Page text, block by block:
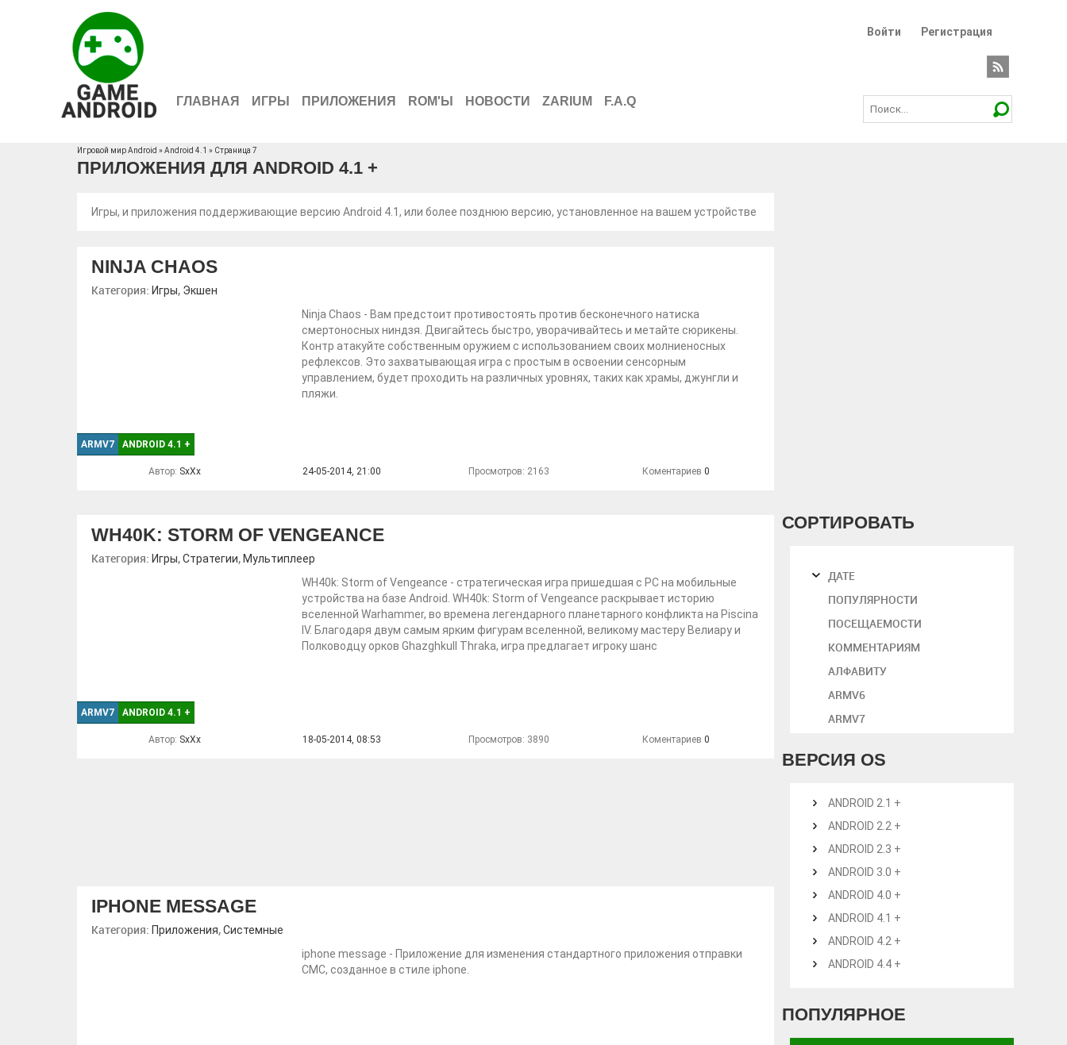
Войти Регистрация
ГЛАВНАЯ ИГРЫ ПРИЛОЖЕНИЯ ROM'Ы НОВОСТИ ZARIUM F.A.Q
Игровой мир Android » Android 4.1 » Страница 7
ПРИЛОЖЕНИЯ ДЛЯ ANDROID 4.1 +
Игры, и приложения поддерживающие версию Android 4.1, или более позднюю версию, установленное на вашем устройстве
NINJA CHAOS
Категория: Игры, Экшен
Ninja Chaos - Вам предстоит противостоять против бесконечного натиска
смертоносных ниндзя. Двигайтесь быстро, уворачивайтесь и метайте сюрикены.
Контр атакуйте собственным оружием с использованием своих молниеносных
рефлексов. Это захватывающая игра с простым в освоении сенсорным
управлением, будет проходить на различных уровнях, таких как храмы, джунгли и
пляжи.
ARMV7 ANDROID 4.1 +
Автор: SxXx 24-05-2014, 21:00 Просмотров: 2163 Коментариев 0
WH40K: STORM OF VENGEANCE
Категория: Игры,Стратегии, Мультиплеер
WH40k: Storm of Vengeance - стратегическая игра пришедшая с PС на мобильные
устройства на базе Android. WH40k: Storm of Vengeance раскрывает историю
вселенной Warhammer, во времена легендарного планетарного конфликта на Piscina
IV. Благодаря двум самым ярким фигурам вселенной, великому мастеру Велиару и
Полководцу орков Ghazghkull Thraka, игра предлагает игроку шанс
ARMV7 ANDROID 4.1 +
Автор: SxXx 18-05-2014, 08:53 Просмотров: 3890 Коментариев 0
IPHONE MESSAGE
Категория: Приложения,Системные
iphone message - Приложение для изменения стандартного приложения отправки
СМС, созданное в стиле iphone.
СОРТИРОВАТЬ
ДАТЕ
ПОПУЛЯРНОСТИ
ПОСЕЩАЕМОСТИ
КОММЕНТАРИЯМ
АЛФАВИТУ
ARMV6
ARMV7
ВЕРСИЯ OS
ANDROID 2.1 +
ANDROID 2.2 +
ANDROID 2.3 +
ANDROID 3.0 +
ANDROID 4.0 +
ANDROID 4.1 +
ANDROID 4.2 +
ANDROID 4.4 +
ПОПУЛЯРНОЕ